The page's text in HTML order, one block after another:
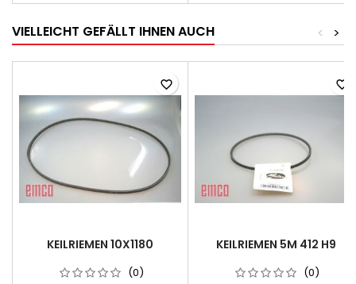
VIELLEICHT GEFÄLLT IHNEN AUCH >
<
KEILRIEMEN 10X1180
(0)
favorite_border
KEILRIEMEN 5M 412 H9
(0)
favorite_border